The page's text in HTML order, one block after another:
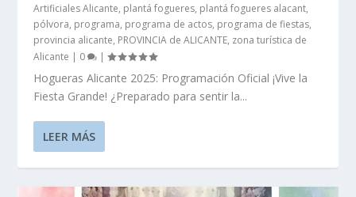
Artificiales Alicante, plantá fogueres, plantá fogueres alacant,
pólvora, programa, programa de actos, programa de fiestas,
provincia alicante, PROVINCIA de ALICANTE, zona turística de
Alicante | 0 |
Hogueras Alicante 2025: Programación Oficial ¡Vive la
Fiesta Grande! ¿Preparado para sentir la...
LEER MÁS